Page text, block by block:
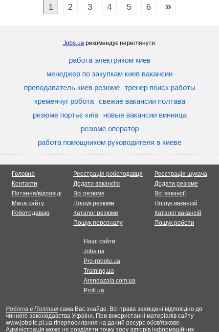
1 2 3 4 5 6 »
Jobs.uaрекомендує переглянути:
работа электриком киев
менеджер по закупкам киев вакансии
преподаватель киев резюме
тренер поиск работы
кременчуг робота
свежие вакансии полтава
резюме портьє київ
новые вакансии винница
резюме оператор
работа помощником руководителя в киеве
Головна
Контакти
Питання/відповіді
Мапа сайту
Роботодавцю
Реестрація роботодавця
Додати вакансію
Всі резюме
Пошук резюме
Каталог резюме
Пошук персоналу
Реестрація шукача
Додати резюме
Всі вакансії
Пошук вакансій
Каталог вакансій
Пошук роботи
Наші сайти
Jobs.ua
Pro-robotu.ua
Training.ua
Arendazala.com.ua
Profi.ua
Робота в Полтаві сама Вас знайде. Всі права захищені відповідно до
чинного законодавства України. При використанні матеріалів сайту
www.jobsite.pl.ua гіперпосилання на даний ресурс обов'язкове.
Адміністрація може не розділяти точку зору авторів інформаційних